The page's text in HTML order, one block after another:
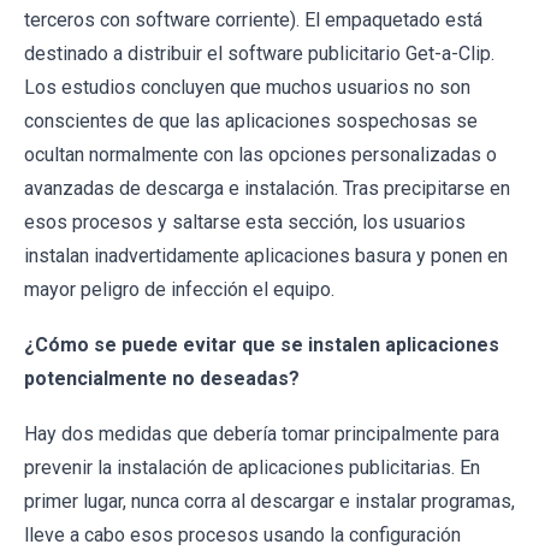
terceros con software corriente). El empaquetado está
destinado a distribuir el software publicitario Get-a-Clip.
Los estudios concluyen que muchos usuarios no son
conscientes de que las aplicaciones sospechosas se
ocultan normalmente con las opciones personalizadas o
avanzadas de descarga e instalación. Tras precipitarse en
esos procesos y saltarse esta sección, los usuarios
instalan inadvertidamente aplicaciones basura y ponen en
mayor peligro de infección el equipo.
¿Cómo se puede evitar que se instalen aplicaciones
potencialmente no deseadas?
Hay dos medidas que debería tomar principalmente para
prevenir la instalación de aplicaciones publicitarias. En
primer lugar, nunca corra al descargar e instalar programas,
lleve a cabo esos procesos usando la configuración